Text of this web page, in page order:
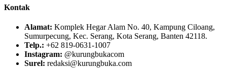
Kontak
Alamat: Komplek Hegar Alam No. 40, Kampung Ciloang,
Sumurpecung, Kec. Serang, Kota Serang, Banten 42118.
Telp.: +62 819-0631-1007
Instagram: @kurungbukacom
Surel: redaksi@kurungbuka.com